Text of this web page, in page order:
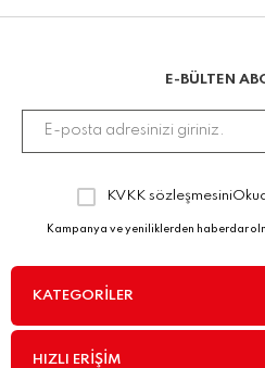
E-BÜLTEN
KVKK sözleşmesini
Kampanya ve yeniliklerden haberdar
KATEGORILER
HIZLI ERIŞIM